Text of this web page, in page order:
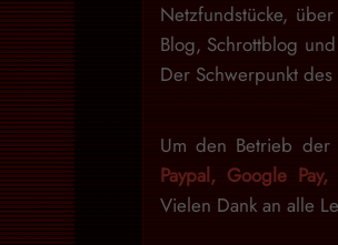
Netzfundstücke,
Blog, Schrottblog
Der Schwerpunkt
Um den Betrieb
Paypal, Google
Vielen Dank an alle